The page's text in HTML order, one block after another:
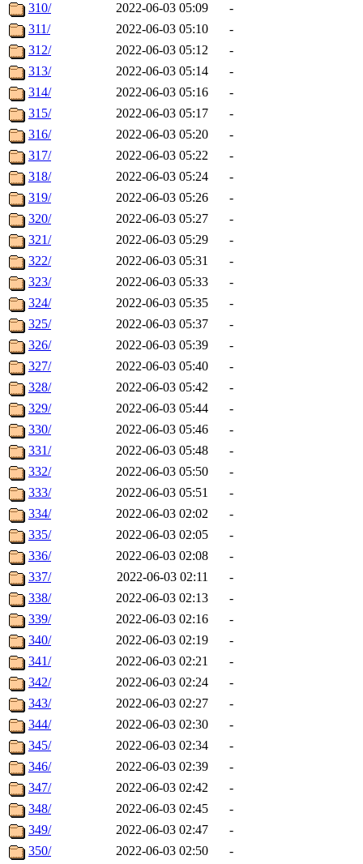
310/
2022-06-03 05:09
-
311/
2022-06-03 05:10
-
312/
2022-06-03 05:12
-
313/
2022-06-03 05:14
-
314/
2022-06-03 05:16
-
315/
2022-06-03 05:17
-
316/
2022-06-03 05:20
-
317/
2022-06-03 05:22
-
318/
2022-06-03 05:24
-
319/
2022-06-03 05:26
-
320/
2022-06-03 05:27
-
321/
2022-06-03 05:29
-
322/
2022-06-03 05:31
-
323/
2022-06-03 05:33
-
324/
2022-06-03 05:35
-
325/
2022-06-03 05:37
-
326/
2022-06-03 05:39
-
327/
2022-06-03 05:40
-
328/
2022-06-03 05:42
-
329/
2022-06-03 05:44
-
330/
2022-06-03 05:46
-
331/
2022-06-03 05:48
-
332/
2022-06-03 05:50
-
333/
2022-06-03 05:51
-
334/
2022-06-03 02:02
-
335/
2022-06-03 02:05
-
336/
2022-06-03 02:08
-
337/
2022-06-03 02:11
-
338/
2022-06-03 02:13
-
339/
2022-06-03 02:16
-
340/
2022-06-03 02:19
-
341/
2022-06-03 02:21
-
342/
2022-06-03 02:24
-
343/
2022-06-03 02:27
-
344/
2022-06-03 02:30
-
345/
2022-06-03 02:34
-
346/
2022-06-03 02:39
-
347/
2022-06-03 02:42
-
348/
2022-06-03 02:45
-
349/
2022-06-03 02:47
-
350/
2022-06-03 02:50
-